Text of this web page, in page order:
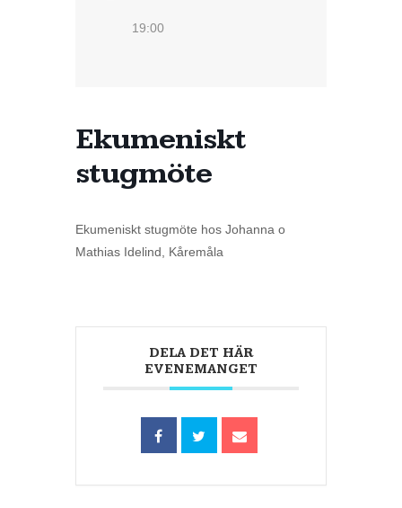
19:00
Ekumeniskt
stugmöte
Ekumeniskt stugmöte hos Johanna o
Mathias Idelind, Kåremåla
DELA DET HÄR
EVENEMANGET